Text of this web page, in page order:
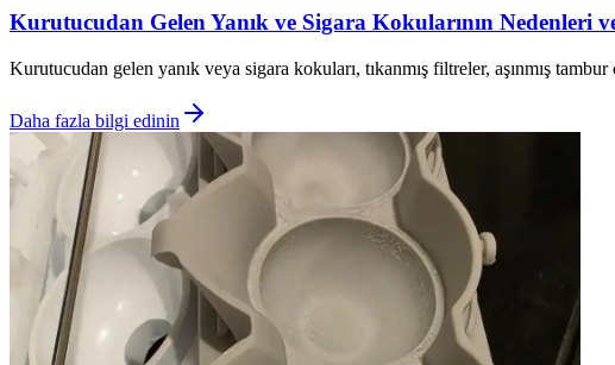
Kurutucudan Gelen Yanık ve Sigara Kokularının Nedenleri
Kurutucudan gelen yanık veya sigara kokuları, tıkanmış filtreler, aşınmış
Daha fazla bilgi edinin